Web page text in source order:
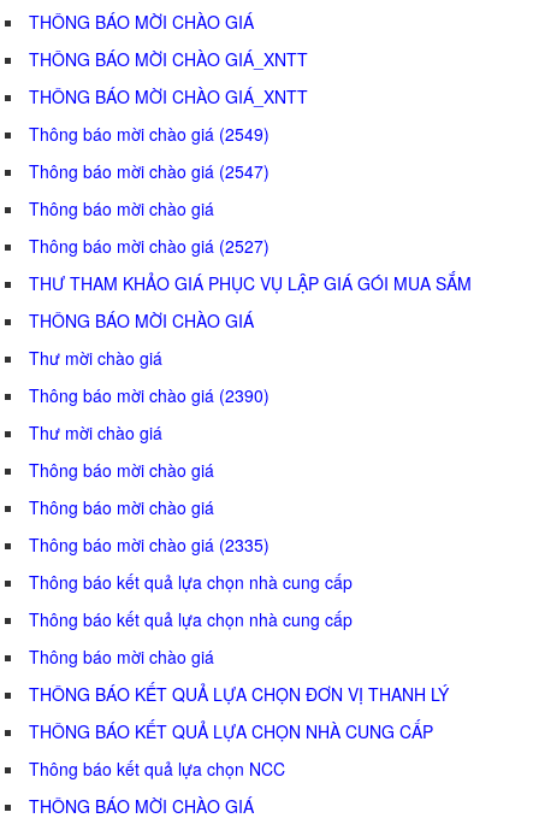
THÔNG BÁO MỜI CHÀO GIÁ
THÔNG BÁO MỜI CHÀO GIÁ_XNTT
THÔNG BÁO MỜI CHÀO GIÁ_XNTT
Thông báo mời chào giá (2549)
Thông báo mời chào giá (2547)
Thông báo mời chào giá
Thông báo mời chào giá (2527)
THƯ THAM KHẢO GIÁ PHỤC VỤ LẬP GIÁ GÓI MUA SẮM
THÔNG BÁO MỜI CHÀO GIÁ
Thư mời chào giá
Thông báo mời chào giá (2390)
Thư mời chào giá
Thông báo mời chào giá
Thông báo mời chào giá
Thông báo mời chào giá (2335)
Thông báo kết quả lựa chọn nhà cung cấp
Thông báo kết quả lựa chọn nhà cung cấp
Thông báo mời chào giá
THÔNG BÁO KẾT QUẢ LỰA CHỌN ĐƠN VỊ THANH LÝ
THÔNG BÁO KẾT QUẢ LỰA CHỌN NHÀ CUNG CẤP
Thông báo kết quả lựa chọn NCC
THÔNG BÁO MỜI CHÀO GIÁ